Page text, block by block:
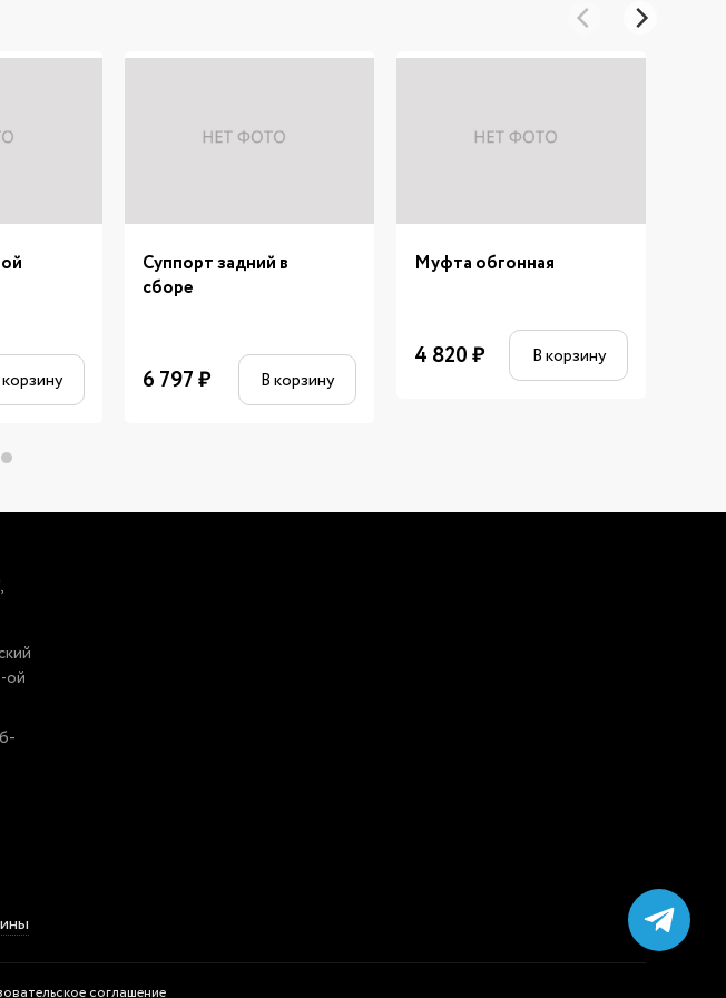
Суппорт задний в
сборе
6 797₽ В корзину
Муфта обгонная
4 820₽ В корзину
ой
соглашение